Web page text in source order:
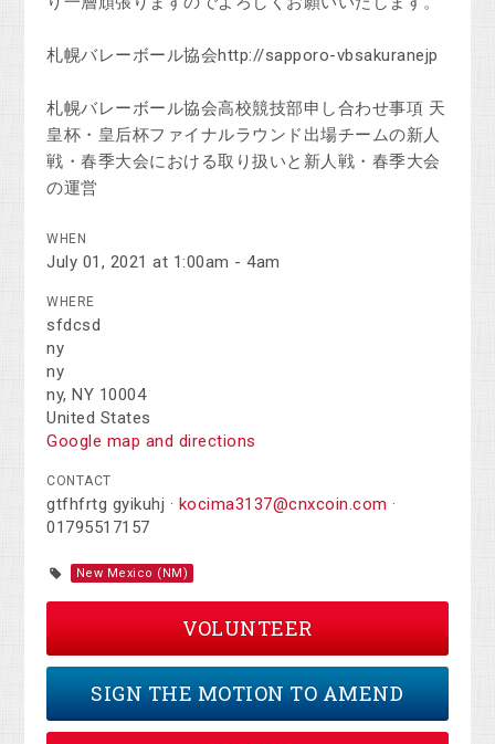
札幌バレーボール協会http://sapporo-vbsakuranejp
札幌バレーボール協会高校競技部申し合わせ事項 天
皇杯・皇后杯ファイナルラウンド出場チームの新人
戦・春季大会における取り扱いと新人戦・春季大会
の運営
WHEN
July 01, 2021 at 1:00am - 4am
WHERE
sfdcsd
ny
ny
ny, NY 10004
United States
Google map and directions
CONTACT
gtfhfrtg gyikuhj · kocima3137@cnxcoin.com ·
01795517157
New Mexico (NM)
VOLUNTEER
SIGN THE MOTION TO AMEND